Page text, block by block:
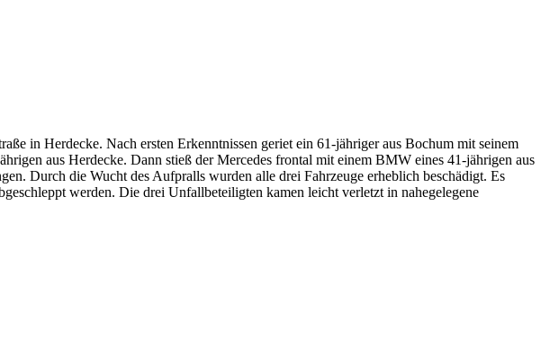
in Herdecke. Nach ersten Erkenntnissen geriet ein 61-jähriger aus Bochum mit seinem
aus Herdecke. Dann stieß der Mercedes frontal mit einem BMW eines 41-jährigen aus
Durch die Wucht des Aufpralls wurden alle drei Fahrzeuge erheblich beschädigt. Es
werden. Die drei Unfallbeteiligten kamen leicht verletzt in nahegelegene